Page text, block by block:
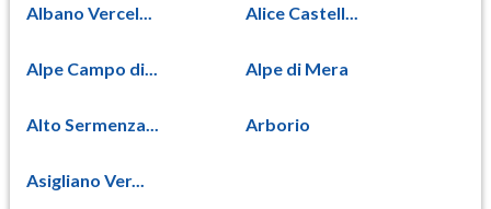
Albano Vercel... Alice Castell...
Alpe Campo di... Alpe di Mera
Alto Sermenza... Arborio
Asigliano Ver...